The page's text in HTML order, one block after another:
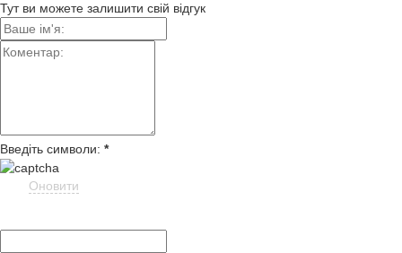
Тут ви можете залишити свій відгук
Введіть символи: *
Оновити